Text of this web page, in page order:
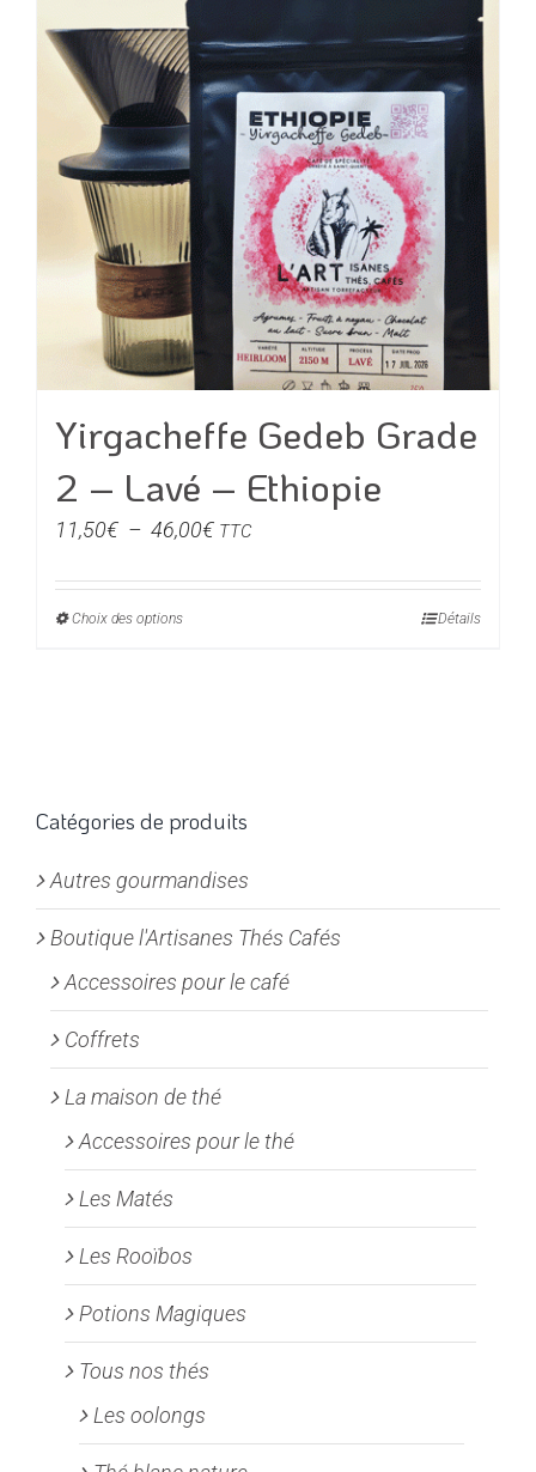
Yirgacheffe Gedeb Grade
2 – Lavé – Ethiopie
11,50€ – 46,00€Plage
prix :
TTC
Choix des optionsCe
options
être
choisies
sur
la
page
produit
Détails
Catégories de produits
Autres gourmandises
Boutique l'Artisanes Thés Cafés
Accessoires pour le café
Coffrets
La maison de thé
Accessoires pour le thé
Les Matés
Les Rooïbos
Potions Magiques
Tous nos thés
Les oolongs